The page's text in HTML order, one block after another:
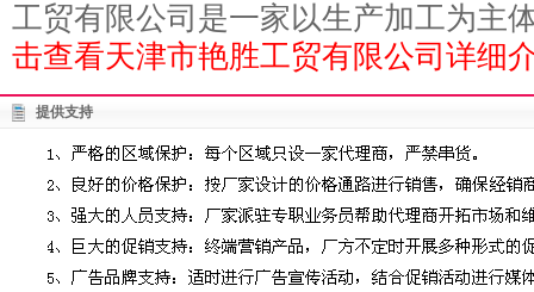
工贸有限公司是一家以生产加工为主
击查看天津市艳胜工贸有限公司详细
提供支持